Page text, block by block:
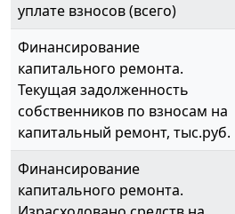
уплате взносов (всего)
Финансирование
капитального ремонта.
Текущая задолженность
собственников по взносам на
капитальный ремонт, тыс.руб.
Финансирование
капитального ремонта.